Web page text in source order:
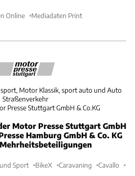
Online Mediadaten Print
Motor Klassik, sport auto und Auto
Straßenverkehr
Presse Stuttgart GmbH & Co.KG
Motor Presse Stuttgart GmbH
Hamburg GmbH & Co. KG
Sport BikeX Caravaning Cavallo